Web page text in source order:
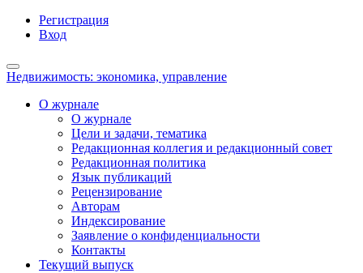
Главная
Основное
Боковая
панель
Регистрация
Вход
Toggle
navigation
Недвижимость: экономика, управление
О журнале
О журнале
Цели и задачи, тематика
Редакционная коллегия и редакционный совет
Редакционная политика
Язык публикаций
Рецензирование
Авторам
Индексирование
Заявление о конфиденциальности
Контакты
Текущий выпуск